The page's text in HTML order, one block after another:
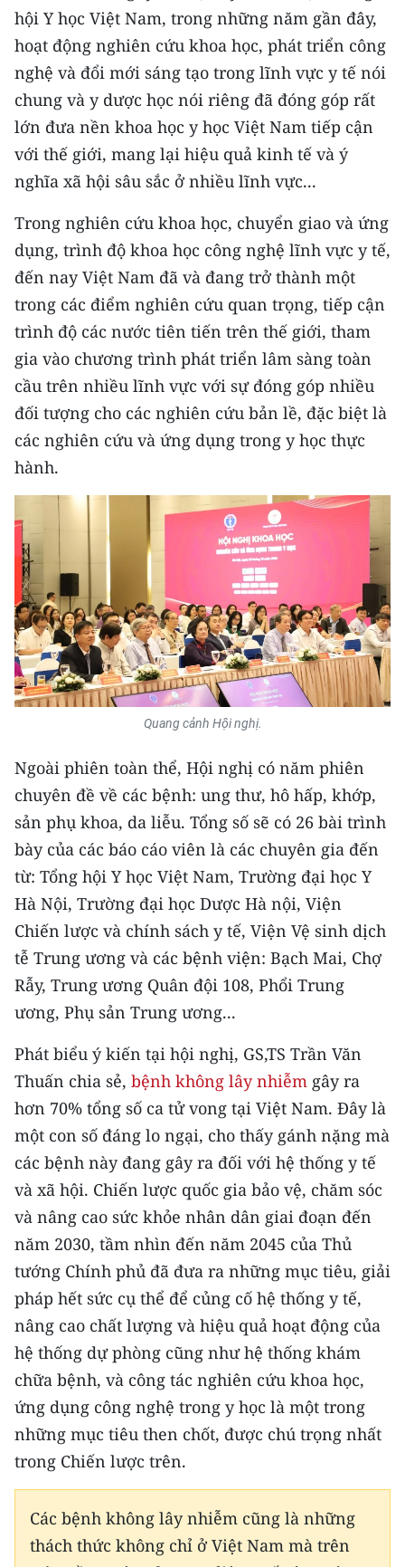
Media Thế giới
Media Thể thao
Media Giáo dục
Media Y tế
Media Khoa học - Công nghệ
Media Môi trường
Ảnh
Infographic
TIN MỚI
TIN ĐỊA PHƯƠNG
Trung du và miền núi phía Bắc
Đồng bằng sông Hồng
Bắc Trung Bộ
Duyên hải Nam Trung Bộ và Tây
Nguyên
Đông Nam Bộ
Đồng bằng sông Cửu Long
Chuyên trang Hà Nội
CHUYÊN ĐỀ
CÁC CHUYÊN TRANG
VỀ BÁO NHÂN DÂN
THỜI NAY
NHÂN DÂN CUỐI TUẦN
NHÂN DÂN HẰNG THÁNG
MUA BÁO
ĐỌC BÁO IN
ENGLISH
中文
FRANÇAIS
РУССКИЙ
ESPAÑOL
한국어
hội Y học Việt Nam, trong những năm gần đây,
hoạt động nghiên cứu khoa học, phát triển công
nghệ và đổi mới sáng tạo trong lĩnh vực y tế nói
chung và y dược học nói riêng đã đóng góp rất
lớn đưa nền khoa học y học Việt Nam tiếp cận
với thế giới, mang lại hiệu quả kinh tế và ý
nghĩa xã hội sâu sắc ở nhiều lĩnh vực...
Trong nghiên cứu khoa học, chuyển giao và ứng
dụng, trình độ khoa học công nghệ lĩnh vực y tế,
đến nay Việt Nam đã và đang trở thành một
trong các điểm nghiên cứu quan trọng, tiếp cận
trình độ các nước tiên tiến trên thế giới, tham
gia vào chương trình phát triển lâm sàng toàn
cầu trên nhiều lĩnh vực với sự đóng góp nhiều
đối tượng cho các nghiên cứu bản lề, đặc biệt là
các nghiên cứu và ứng dụng trong y học thực
hành.
Quang cảnh Hội nghị.
Ngoài phiên toàn thể, Hội nghị có năm phiên
chuyên đề về các bệnh: ung thư, hô hấp, khớp,
sản phụ khoa, da liễu. Tổng số sẽ có 26 bài trình
bày của các báo cáo viên là các chuyên gia đến
từ: Tổng hội Y học Việt Nam, Trường đại học Y
Hà Nội, Trường đại học Dược Hà nội, Viện
Chiến lược và chính sách y tế, Viện Vệ sinh dịch
tễ Trung ương và các bệnh viện: Bạch Mai, Chợ
Rẫy, Trung ương Quân đội 108, Phổi Trung
ương, Phụ sản Trung ương...
Phát biểu ý kiến tại hội nghị, GS,TS Trần Văn
Thuấn chia sẻ, bệnh không lây nhiễm gây ra
hơn 70% tổng số ca tử vong tại Việt Nam. Đây là
một con số đáng lo ngại, cho thấy gánh nặng mà
các bệnh này đang gây ra đối với hệ thống y tế
và xã hội. Chiến lược quốc gia bảo vệ, chăm sóc
và nâng cao sức khỏe nhân dân giai đoạn đến
năm 2030, tầm nhìn đến năm 2045 của Thủ
tướng Chính phủ đã đưa ra những mục tiêu, giải
pháp hết sức cụ thể để củng cố hệ thống y tế,
nâng cao chất lượng và hiệu quả hoạt động của
hệ thống dự phòng cũng như hệ thống khám
chữa bệnh, và công tác nghiên cứu khoa học,
ứng dụng công nghệ trong y học là một trong
những mục tiêu then chốt, được chú trọng nhất
trong Chiến lược trên.
Các bệnh không lây nhiễm cũng là những
thách thức không chỉ ở Việt Nam mà trên